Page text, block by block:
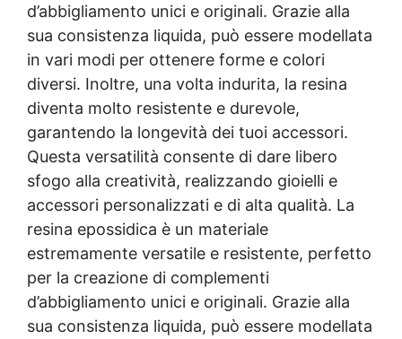
d’abbigliamento unici e originali. Grazie alla
sua consistenza liquida, può essere modellata
in vari modi per ottenere forme e colori
diversi. Inoltre, una volta indurita, la resina
diventa molto resistente e durevole,
garantendo la longevità dei tuoi accessori.
Questa versatilità consente di dare libero
sfogo alla creatività, realizzando gioielli e
accessori personalizzati e di alta qualità. La
resina epossidica è un materiale
estremamente versatile e resistente, perfetto
per la creazione di complementi
d’abbigliamento unici e originali. Grazie alla
sua consistenza liquida, può essere modellata